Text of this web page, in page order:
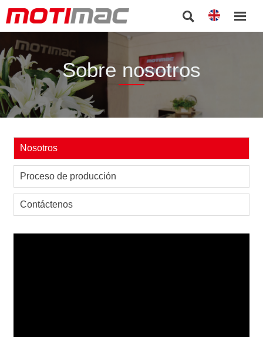
 
Sobre nosotros
Nosotros
Proceso de producción
Contáctenos